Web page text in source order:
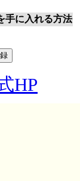
手に入れる方法
HP